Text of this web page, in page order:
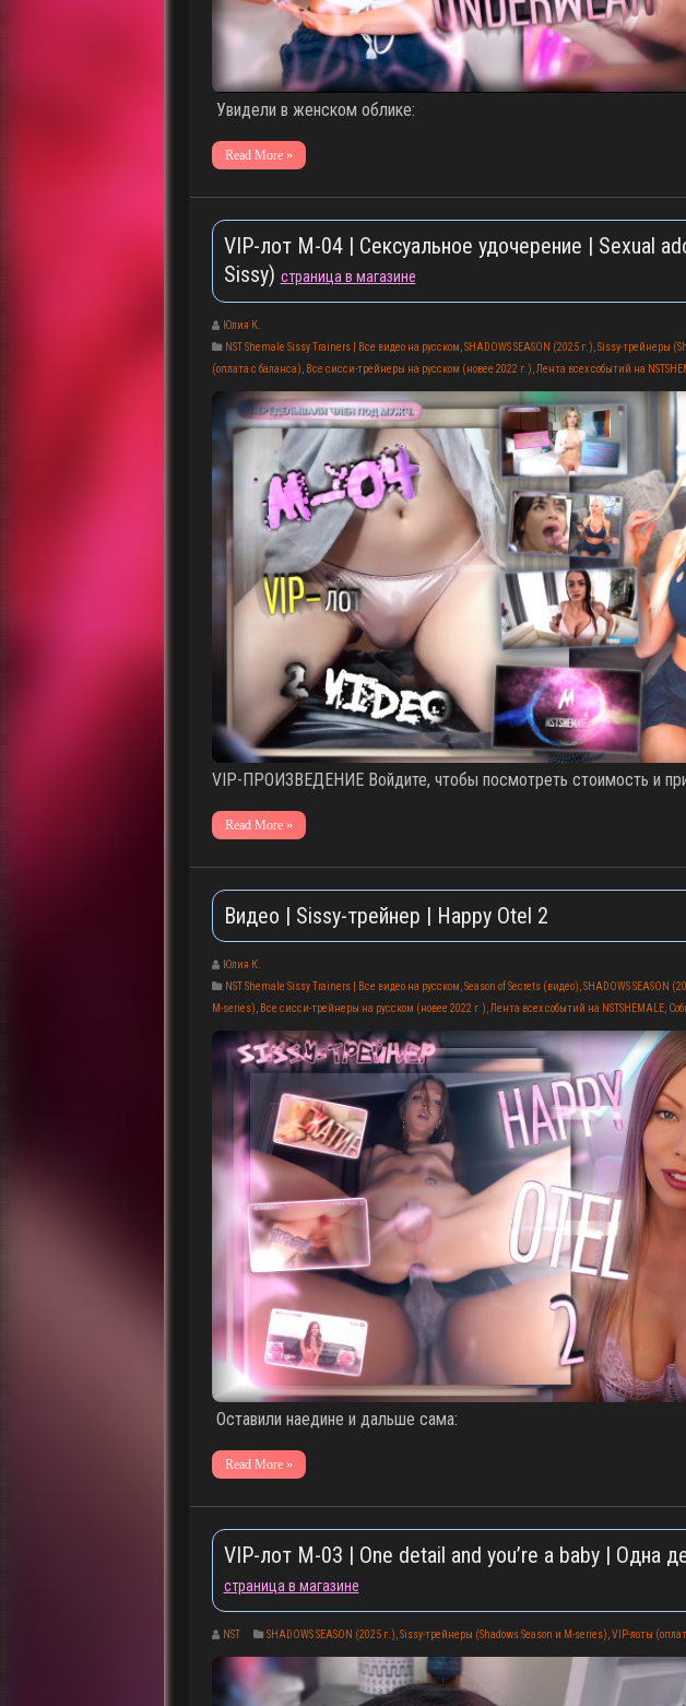
Увидели в женском облике:
Read More »
VIP-лот M-04 | Сексуальное удочерение | Sexual
Sissy) страница в магазине
Юлия К.
NST Shemale Sissy Trainers | Все видео на русском SHADOWS SEASON (2025 г.) Sissy-трейнеры
(оплата с баланса) Все сисси-трейнеры на русском (новее 2022 г.) Лента всех событий на
VIP-ПРОИЗВЕДЕНИЕ Войдите, чтобы посмотреть стоимость и
Read More »
Видео | Sissy-трейнер | Happy Otel 2
Юлия К.
NST Shemale Sissy Trainers | Все видео на русском Season of Secrets (видео) SHADOWS SEASON
M-series) Все сисси-трейнеры на русском (новее 2022 г.) Лента всех событий на NSTSHEMALE,
Оставили наедине и дальше сама:
Read More »
VIP-лот M-03 | One detail and you’re a baby | Одна
страница в магазине
NST SHADOWS SEASON (2025 г.),Sissy-трейнеры (Shadows Season и M-series),VIP-лоты